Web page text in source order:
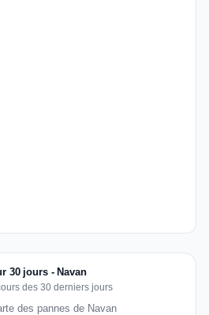
30 jours - Navan
des 30 derniers jours
des pannes de Navan